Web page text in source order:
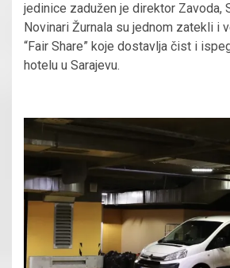
jedinice zadužen je direktor Zavoda,
Novinari Žurnala su jednom zatekli i
“Fair Share” koje dostavlja čist i
hotelu u Sarajevu.